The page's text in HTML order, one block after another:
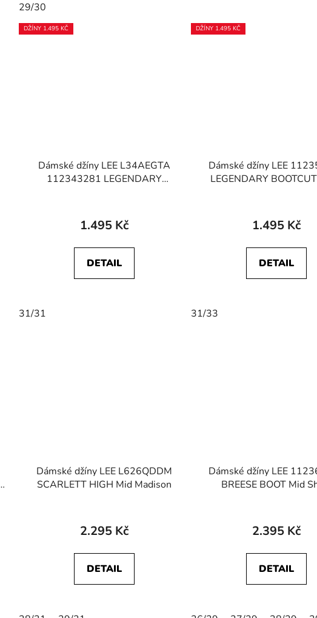
29/30
DŽÍNY 1.495 KČ
Dámské džíny LEE L34AEGTA
112343281 LEGENDARY
1.495 Kč
DETAIL
31/31
DŽÍNY 1.495 KČ
Dámské džíny LEE
LEGENDARY
1.495 Kč
DETAIL
31/33
Dámské džíny LEE L626QDDM
SCARLETT HIGH Mid Madison
2.295 Kč
DETAIL
Dámské džíny LEE
BREESE BOOT Mid
2.395 Kč
DETAIL